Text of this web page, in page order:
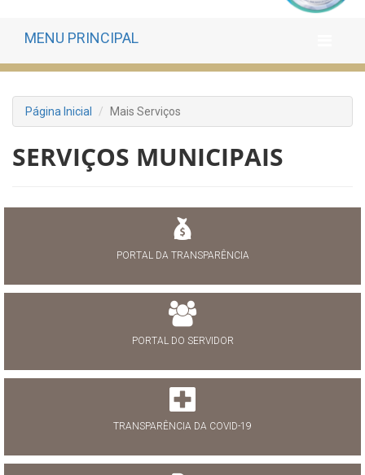
MENU PRINCIPAL
Página Inicial Mais Serviços
SERVIÇOS MUNICIPAIS
PORTAL DA TRANSPARÊNCIA
PORTAL DO SERVIDOR
TRANSPARÊNCIA DA COVID-19